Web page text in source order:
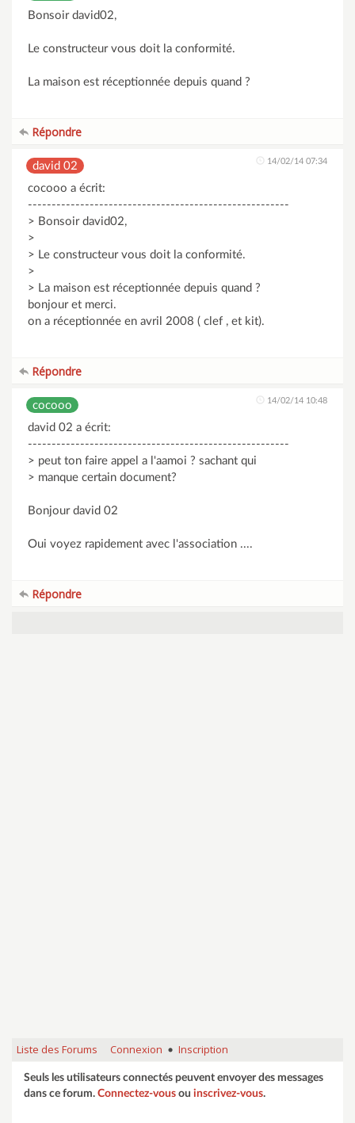
Bonsoir david02,
Le constructeur vous doit la conformité.
La maison est réceptionnée depuis quand ?
Répondre
david 02 14/02/14 07:34
cocooo a écrit:
-------------------------------------------------------
> Bonsoir david02,
>
> Le constructeur vous doit la conformité.
>
> La maison est réceptionnée depuis quand ?
bonjour et merci.
on a réceptionnée en avril 2008 ( clef , et kit).
Répondre
cocooo 14/02/14 10:48
david 02 a écrit:
-------------------------------------------------------
> peut ton faire appel a l'aamoi ? sachant qui
> manque certain document?
Bonjour david 02
Oui voyez rapidement avec l'association ....
Répondre
Liste des Forums Connexion • Inscription
Seuls les utilisateurs connectés peuvent envoyer des messages
dans ce forum. Connectez-vous ou inscrivez-vous.